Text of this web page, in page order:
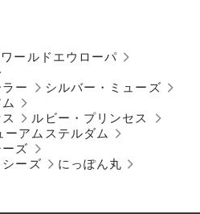
ールドエウローパ
ー
シルバー・ミューズ
ルビー・プリンセス
ーアムステルダム
ズ
ーズ
にっぽん丸